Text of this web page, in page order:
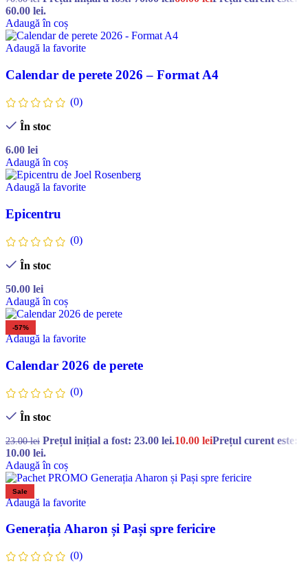
60.00 lei.
Adaugă în coș
Adaugă la favorite
Calendar de perete 2026 – Format A4
(0)
În stoc
6.00 lei
Adaugă în coș
Adaugă la favorite
Epicentru
(0)
În stoc
50.00 lei
Adaugă în coș
-57%
Adaugă la favorite
Calendar 2026 de perete
(0)
În stoc
23.00lei Prețul inițial a fost: 23.00 lei.10.00 leiPrețul curent este:
10.00 lei.
Adaugă în coș
Sale
Adaugă la favorite
Generația Aharon și Pași spre fericire
(0)